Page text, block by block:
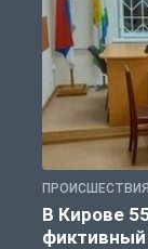
ПРОИСШЕСТВИЯ
В Кирове
фиктивный